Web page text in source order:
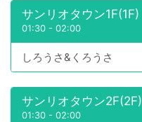
サンリオタウン1F(1F)
01:30 - 02:00
しろうさ&くろうさ
サンリオタウン2F(2F)
01:30 - 02:00